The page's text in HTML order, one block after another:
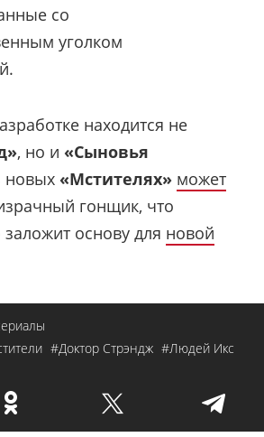
со
уголком
находится не
, но и «Сыновья
новых «Мстителях» может
гонщик, что
основу для новой
#Доктор Стрэндж #Людей Икс